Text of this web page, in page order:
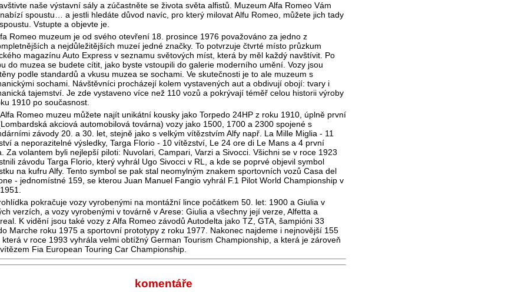
naše výstavní sály a zúčastněte se života světa alfistů. Muzeum Alfa Romeo Vám
spoustu… a jestli hledáte důvod navíc, pro který milovat Alfu Romeo, můžete jich tady
Vstupte a objevte je.
Romeo muzeum je od svého otevření 18. prosince 1976 považováno za jedno z
a nejdůležitějších muzeí jedné značky. To potvrzuje čtvrté místo průzkum
magazínu Auto Express v seznamu světových míst, která by měl každý navštívit. Po
do muzea se budete cítit, jako byste vstoupili do galerie moderního umění. Vozy jsou
podle standardů a vkusu muzea se sochami. Ve skutečnosti je to ale muzeum s
sochami. Návštěvníci procházejí kolem vystavených aut a obdivují obojí: tvary i
tajemství. Je zde vystaveno více než 110 vozů a pokrývají téměř celou historii výroby
1910 po současnost.
Romeo muzeu můžete najít unikátní kousky jako Torpedo 24HP z roku 1910, úplně první
akciová automobilová továrna) vozy jako 1500, 1700 a 2300 spojené s
závody 20. a 30. let, stejně jako s velkým vítězstvím Alfy např. La Mille Miglia - 11
a neporazitelné výsledky, Targa Florio - 10 vítězství, Le 24 ore di Le Mans a 4 první
Za volantem byli nejlepší piloti: Nuvolari, Campari, Varzi a Sivocci. Všichni se v roce 1923
závodu Targa Florio, který vyhrál Ugo Sivocci v RL, a kde se poprvé objevil symbol
na kufru Alfy. Tento symbol se pak stal neomylným znakem sportovních vozů Casa del
- jednomístné 159, se kterou Juan Manuel Fangio vyhrál F.1 Pilot World Championship v
pokračuje vozy vyrobenými na montážní lince počátkem 50. let: 1900 a Giulia v
verzích, a vozy vyrobenými v továrně v Arese: Giulia a všechny její verze, Alfetta a
K vidění jsou také vozy z Alfa Romeo závodů Autodelta jako TZ, GTA, šampióni 33
Marche roku 1975 a sportovní prototypy z roku 1977. Nakonec najdeme i nejnovější 155
která v roce 1993 vyhrála velmi obtížný German Tourism Championship, a která je zároveň
Fia European Touring Car Championship.
komentáře